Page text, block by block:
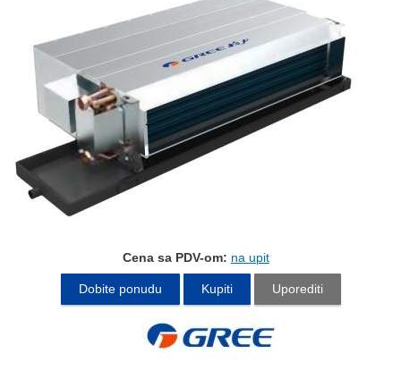
Cena sa PDV-om: na upit
Dobite ponudu Kupiti Uporediti